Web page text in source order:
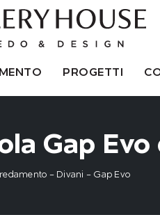
PROGETTI
Gap
- Divani - Gap Evo